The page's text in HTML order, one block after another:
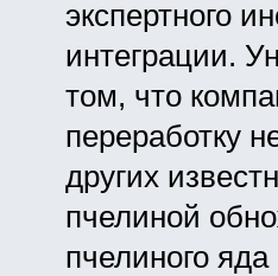
экспертного
интеграции.
том, что
переработку
других
пчелиной
пчелиного